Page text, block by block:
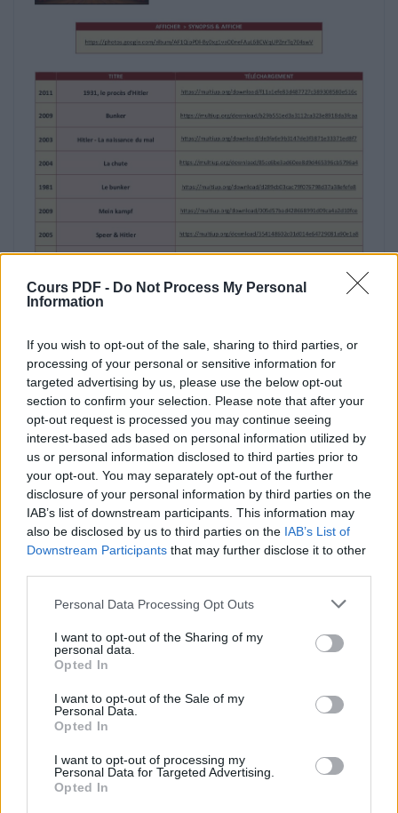
Cours PDF - Do Not Process My Personal
Information
If you wish to opt-out of the sale, sharing to third parties, or
processing of your personal or sensitive information for
targeted advertising by us, please use the below opt-out
section to confirm your selection. Please note that after your
opt-out request is processed you may continue seeing
interest-based ads based on personal information utilized by
us or personal information disclosed to third parties prior to
your opt-out. You may separately opt-out of the further
disclosure of your personal information by third parties on the
IAB’s list of downstream participants. This information may
also be disclosed by us to third parties on the IAB’s List of
Downstream Participants that may further disclose it to other
Personal Data Processing Opt Outs
I want to opt-out of the Sharing of my
personal data.
Opted In
I want to opt-out of the Sale of my
Personal Data.
Opted In
I want to opt-out of processing my
Personal Data for Targeted Advertising.
Opted In
2011
1931, le procès d'Hitler
https://multiup.org/download/
2009
https://multiup.org/download/
Hitler ‐ La naissance du mal
https://multiup.org/download/
La chute
https://multiup.org/download/
1981
Le bunker
https://multiup.org/download/
2009
Mein kampf
https://multiup.org/download/
2005
https://multiup.org/download/
2008
Walkyrie
Télécharger le fichier (PDF)
1939-1945 Adolf Hitler.pdf (PDF, 159 Ko)
Partager le document